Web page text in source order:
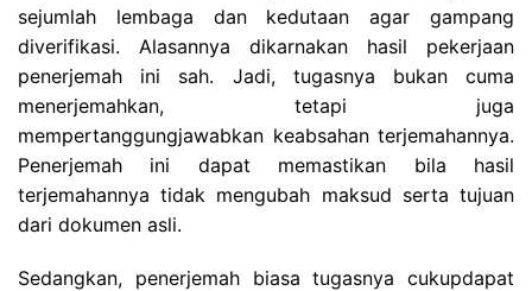
sejumlah lembaga dan kedutaan agar gampang
diverifikasi. Alasannya dikarnakan hasil pekerjaan
penerjemah ini sah. Jadi, tugasnya bukan cuma
menerjemahkan, tetapi juga
mempertanggungjawabkan keabsahan terjemahannya.
Penerjemah ini dapat memastikan bila hasil
terjemahannya tidak mengubah maksud serta tujuan
dari dokumen asli.
Sedangkan, penerjemah biasa tugasnya cukupdapat